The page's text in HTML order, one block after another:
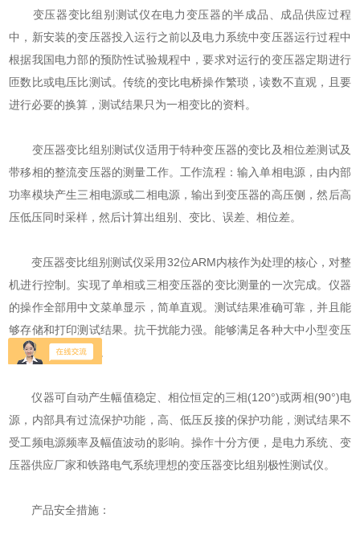
变压器变比组别测试仪在电力变压器的半成品、成品供应过程
中，新安装的变压器投入运行之前以及电力系统中变压器运行过程中
根据我国电力部的预防性试验规程中，要求对运行的变压器定期进行
匝数比或电压比测试。传统的变比电桥操作繁琐，读数不直观，且要
进行必要的换算，测试结果只为一相变比的资料。
变压器变比组别测试仪适用于特种变压器的变比及相位差测试及
带移相的整流变压器的测量工作。工作流程：输入单相电源，由内部
功率模块产生三相电源或二相电源，输出到变压器的高压侧，然后高
压低压同时采样，然后计算出组别、变比、误差、相位差。
变压器变比组别测试仪采用32位ARM内核作为处理的核心，对整
机进行控制。实现了单相或三相变压器的变比测量的一次完成。仪器
的操作全部用中文菜单显示，简单直观。测试结果准确可靠，并且能
够存储和打印测试结果。抗干扰能力强。能够满足各种大中小型变压
器变比测试的需要。
仪器可自动产生幅值稳定、相位恒定的三相(120°)或两相(90°)电
源，内部具有过流保护功能，高、低压反接的保护功能，测试结果不
受工频电源频率及幅值波动的影响。操作十分方便，是电力系统、变
压器供应厂家和铁路电气系统理想的变压器变比组别极性测试仪。
产品安全措施：